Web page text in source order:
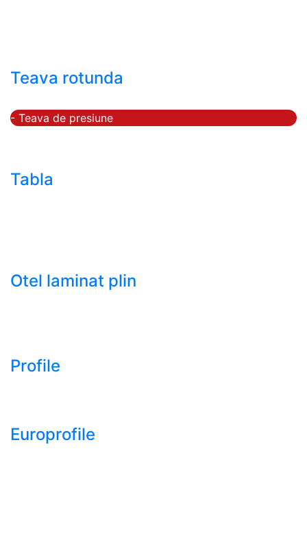
Teava rotunda
- Teava de presiune
Tabla
Otel laminat plin
Profile
Europrofile